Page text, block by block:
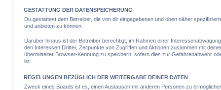
GESTATTUNG DER DATENSPEICHERUNG
Du gestattest dem Betreiber, die von dir eingegebenen und oben näher
und anbieten zu können.
Darüber hinaus ist der Betreiber berechtigt, im Rahmen einer
den Interessen Dritter, Zeitpunkte von Zugriffen und Aktionen zusammen mit
übermittelter Browser-Kennung zu speichern, sofern dies zur Gefahrenabwehr
ist.
REGELUNGEN BEZÜGLICH DER WEITERGABE DEINER DATEN
Zweck eines Boards ist es, einen Austausch mit anderen Personen zu